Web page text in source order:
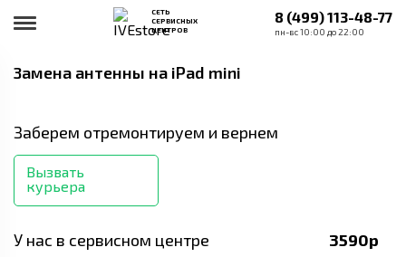
СЕТЬ
СЕРВИСНЫХ
ЦЕНТРОВ
8 (499) 113-48-77
пн-вс 10:00 до 22:00
Замена антенны на iPad mini
Заберем отремонтируем и вернем
Вызвать
курьера
У нас в сервисном центре 3590р